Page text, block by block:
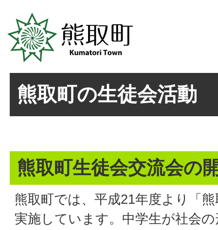
熊取町の生徒会活動
熊取町生徒会交流会の
熊取町では、平成21年度より「
実施しています。中学生が社会